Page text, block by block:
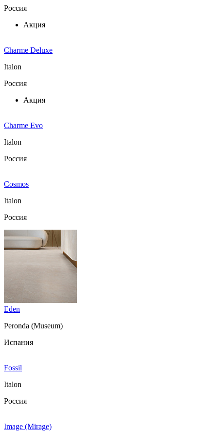
Россия
Акция
Charme Deluxe
Italon
Россия
Акция
Charme Evo
Italon
Россия
Cosmos
Italon
Россия
Eden
Peronda (Museum)
Испания
Fossil
Italon
Россия
Image (Mirage)